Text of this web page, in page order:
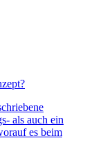
als auch ein
es beim